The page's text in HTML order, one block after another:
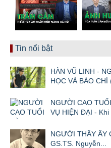
Tin nổi bật
HÀN VŨ LINH -
HỌC VÀ BÁO CHÍ
NGƯỜI CAO
VỤ HIỆN ĐẠI - Khi
NGƯỜI THẦY ẤY
GS.TS. Nguyễn...